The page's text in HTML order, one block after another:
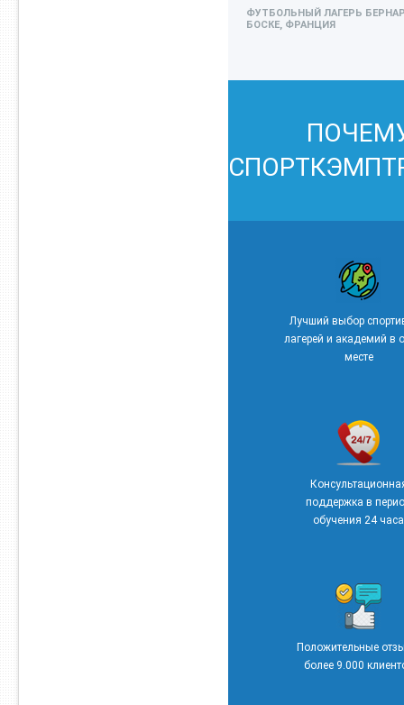
ФУТБОЛЬНЫЙ ЛАГЕРЬ
БОСКЕ, ФРАНЦИЯ
Лучший выбор
лагерей и академий в
месте
поддержка в
обучения 24 часа
Положительные
более 9.000